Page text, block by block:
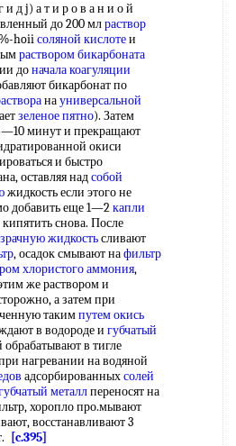
j) а т и р о в а н и о й
до 200 млраствор
hoiiсоляной кислотеи
раствором бикарбоната
доначала коагуляции
бикарбонат по
науниверсальной
зеленое пятно). Затем
минут и прекращают
окиси
и быстро
оставляя надсобой
жидкость если этого не
добавить еще 1—2капли
снова. После
жидкостьсливают
, осадок смывают нафильтр
хлористого аммония,
же раствором и
а затем при
такимпутем окись
в водороде и губчатый
обрабатывают в тигле
нагревании на водяной
адсорбированныхсолей
металлпереносят на
хоропло про.мывают
восстанавливают 3
[c.395]